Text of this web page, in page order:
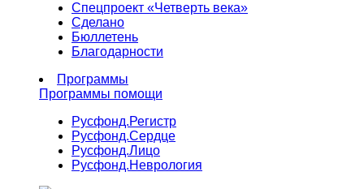
Спецпроект «Четверть века»
Сделано
Бюллетень
Благодарности
Программы
Программы помощи
Русфонд.Регистр
Русфонд.Сердце
Русфонд.Лицо
Русфонд.Неврология